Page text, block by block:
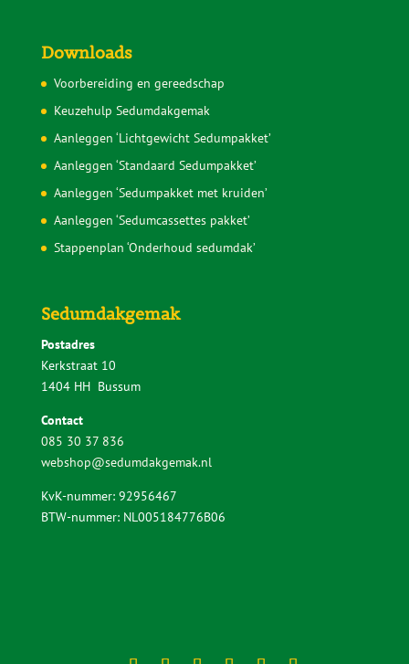
Downloads
Voorbereiding en gereedschap
Keuzehulp Sedumdakgemak
Aanleggen ‘Lichtgewicht Sedumpakket’
Aanleggen ‘Standaard Sedumpakket’
Aanleggen ‘Sedumpakket met kruiden’
Aanleggen ‘Sedumcassettes pakket’
Stappenplan ‘Onderhoud sedumdak’
Sedumdakgemak
Postadres
Kerkstraat 10
1404 HH Bussum
Contact
085 30 37 836
webshop@sedumdakgemak.nl
KvK-nummer: 92956467
BTW-nummer: NL005184776B06